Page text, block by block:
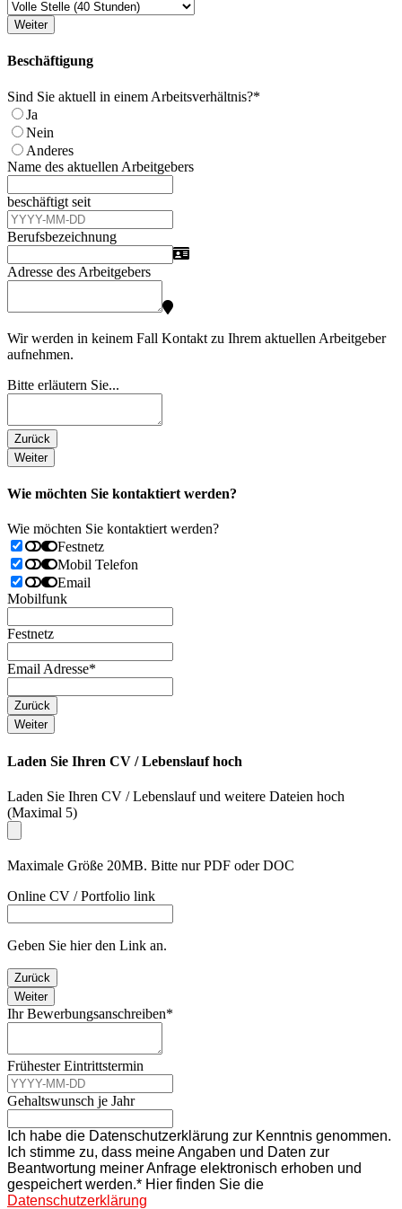
Weiter
Beschäftigung
Sind Sie aktuell in einem Arbeitsverhältnis?*
Ja
Nein
Anderes
Name des aktuellen Arbeitgebers
beschäftigt seit
Berufsbezeichnung
Adresse des Arbeitgebers
Wir werden in keinem Fall Kontakt zu Ihrem aktuellen Arbeitgeber
aufnehmen.
Bitte erläutern Sie...
Zurück
Weiter
Wie möchten Sie kontaktiert werden?
Wie möchten Sie kontaktiert werden?
Festnetz
Mobil Telefon
Email
Mobilfunk
Festnetz
Email Adresse*
Zurück
Weiter
Laden Sie Ihren CV / Lebenslauf hoch
Laden Sie Ihren CV / Lebenslauf und weitere Dateien hoch
(Maximal 5)
Maximale Größe 20MB. Bitte nur PDF oder DOC
Online CV / Portfolio link
Geben Sie hier den Link an.
Zurück
Weiter
Ihr Bewerbungsanschreiben*
Frühester Eintrittstermin
Gehaltswunsch je Jahr
Ich habe die Datenschutzerklärung zur Kenntnis genommen.
Ich stimme zu, dass meine Angaben und Daten zur
Beantwortung meiner Anfrage elektronisch erhoben und
gespeichert werden.* Hier finden Sie die
Datenschutzerklärung